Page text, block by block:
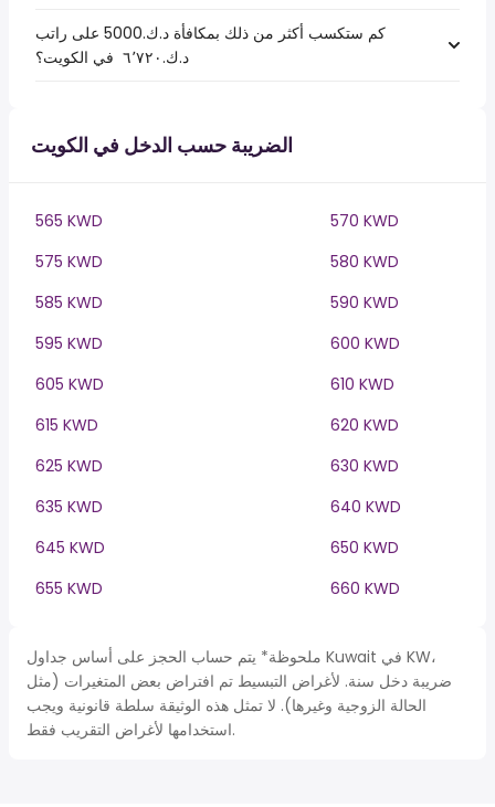
كم ستكسب أكثر من ذلك بمكافأة د.ك.5000 على راتب
د.ك.‏٦٬٧٢٠ ‏ في الكويت؟
الضريبة حسب الدخل في الكويت
565 KWD
570 KWD
575 KWD
580 KWD
585 KWD
590 KWD
595 KWD
600 KWD
605 KWD
610 KWD
615 KWD
620 KWD
625 KWD
630 KWD
635 KWD
640 KWD
645 KWD
650 KWD
655 KWD
660 KWD
ملحوظة* يتم حساب الحجز على أساس جداول Kuwait في KW،
ضريبة دخل سنة. لأغراض التبسيط تم افتراض بعض المتغيرات (مثل
الحالة الزوجية وغيرها). لا تمثل هذه الوثيقة سلطة قانونية ويجب
استخدامها لأغراض التقريب فقط.